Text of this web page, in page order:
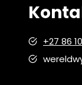
+27 86